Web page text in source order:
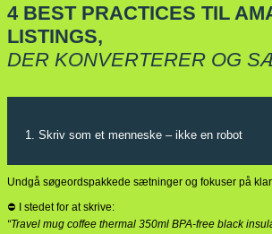
4 BEST PRACTICES TIL
LISTINGS,
DER KONVERTERER OG
1. Skriv som et menneske – ikke en robot
Undgå søgeordspakkede sætninger og fokuser på
⛔ I stedet for at skrive:
“Travel mug coffee thermal 350ml BPA-free black